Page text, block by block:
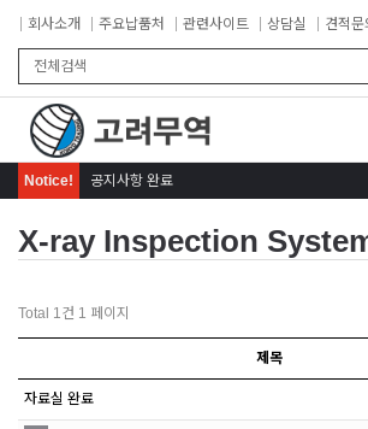
회사소개 주요납품처 관련사이트 상담실 견적문
Notice! 공지사항 완료
X-ray Inspection
Total 1건 1 페이지
제목
자료실 완료